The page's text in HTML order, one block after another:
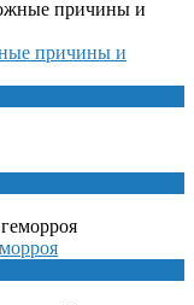
причины и